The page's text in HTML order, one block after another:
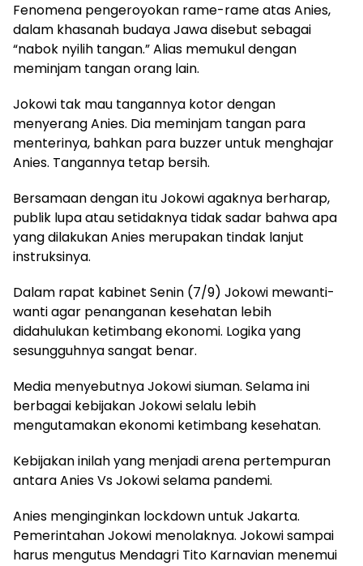
Fenomena pengeroyokan rame-rame atas Anies,
dalam khasanah budaya Jawa disebut sebagai
“nabok nyilih tangan.” Alias memukul dengan
meminjam tangan orang lain.
Jokowi tak mau tangannya kotor dengan
menyerang Anies. Dia meminjam tangan para
menterinya, bahkan para buzzer untuk menghajar
Anies. Tangannya tetap bersih.
Bersamaan dengan itu Jokowi agaknya berharap,
publik lupa atau setidaknya tidak sadar bahwa apa
yang dilakukan Anies merupakan tindak lanjut
instruksinya.
Dalam rapat kabinet Senin (7/9) Jokowi mewanti-
wanti agar penanganan kesehatan lebih
didahulukan ketimbang ekonomi. Logika yang
sesungguhnya sangat benar.
Media menyebutnya Jokowi siuman. Selama ini
berbagai kebijakan Jokowi selalu lebih
mengutamakan ekonomi ketimbang kesehatan.
Kebijakan inilah yang menjadi arena pertempuran
antara Anies Vs Jokowi selama pandemi.
Anies menginginkan lockdown untuk Jakarta.
Pemerintahan Jokowi menolaknya. Jokowi sampai
harus mengutus Mendagri Tito Karnavian menemui